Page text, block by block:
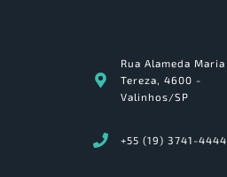
Rua Alameda Maria
Tereza, 4600 -
Valinhos/SP
+55 (19) 3741-4444